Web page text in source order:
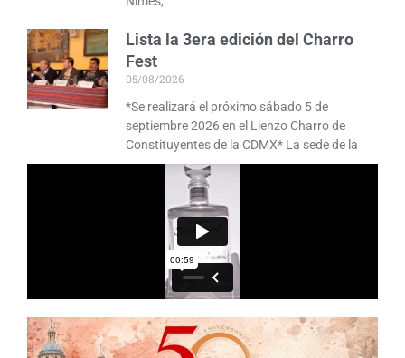
Lista la 3era edición del Charro
Fest
05/08/2026
*Se realizará el próximo sábado 5 de
septiembre 2026 en el Lienzo Charro de
Constituyentes de la CDMX* La sede de la